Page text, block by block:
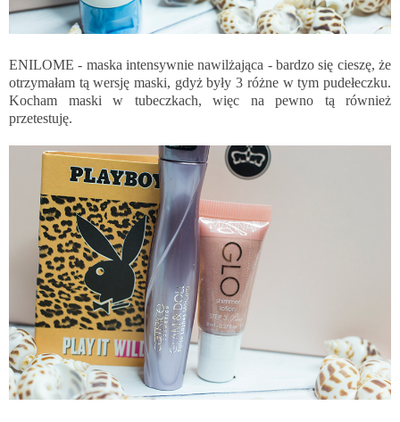
ENILOME - maska intensywnie nawilżająca - bardzo się cieszę, że
otrzymałam tą wersję maski, gdyż były 3 różne w tym pudełeczku.
Kocham maski w tubeczkach, więc na pewno tą również
przetestuję.